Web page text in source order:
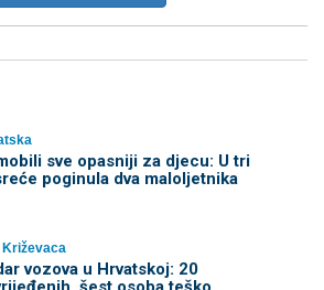
sve opasniji za djecu: U tri
poginula dva maloljetnika
Križevaca
vozova u Hrvatskoj: 20